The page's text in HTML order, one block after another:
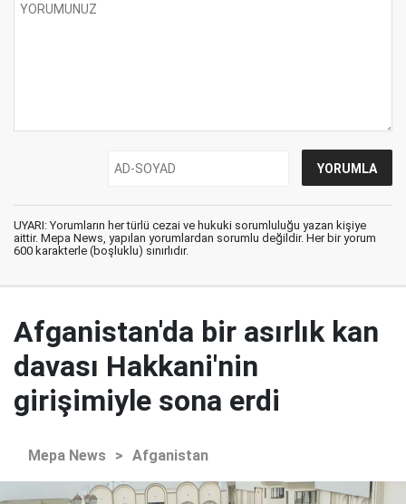
UYARI: Yorumların her türlü cezai ve hukuki sorumluluğu yazan kişiye
aittir. Mepa News, yapılan yorumlardan sorumlu değildir. Her bir yorum
600 karakterle (boşluklu) sınırlıdır.
Afganistan'da bir asırlık kan
davası Hakkani'nin
girişimiyle sona erdi
Mepa News > Afganistan